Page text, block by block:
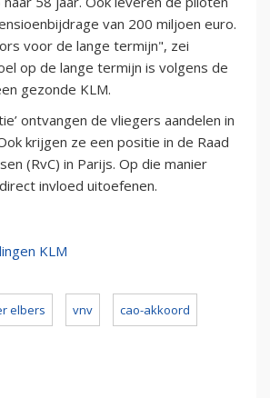
van 200 miljoen euro.
voor de lange termijn", zei
op de lange termijn is volgens de
gezonde KLM.
ontvangen de vliegers aandelen in
krijgen ze een positie in de Raad
(RvC) in Parijs. Op die manier
invloed uitoefenen.
KLM
elbers vnv cao-akkoord